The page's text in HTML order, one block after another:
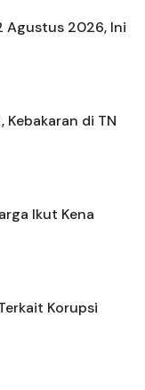
Agustus 2026, Ini
Kebakaran di TN
Ikut Kena
Korupsi